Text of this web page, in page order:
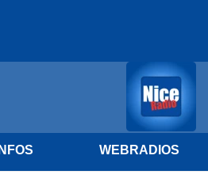
INFOS WEBRADIOS